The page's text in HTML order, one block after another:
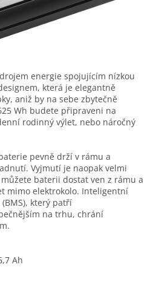
energie spojujícím nízkou
která je elegantně
aniž by na sebe zbytečně
Wh budete připraveni na
rodinný výlet, nebo náročný
pevně drží v rámu a
Vyjmutí je naopak velmi
baterii dostat ven z rámu a
mimo elektrokolo. Inteligentní
který patří
na trhu, chrání
Ah